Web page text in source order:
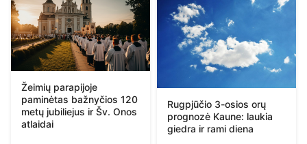
Žeimių parapijoje
paminėtas bažnyčios 120
metų jubiliejus ir Šv. Onos
atlaidai
Rugpjūčio 3-osios orų
prognozė Kaune: laukia
giedra ir rami diena